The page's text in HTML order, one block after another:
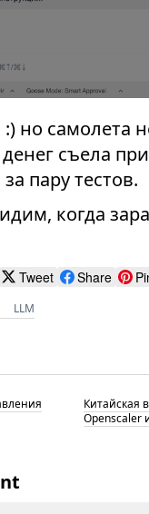
:) но самолета
съела
пару тестов.
когда
Tweet Share
LLM
Китайская
Openscaler